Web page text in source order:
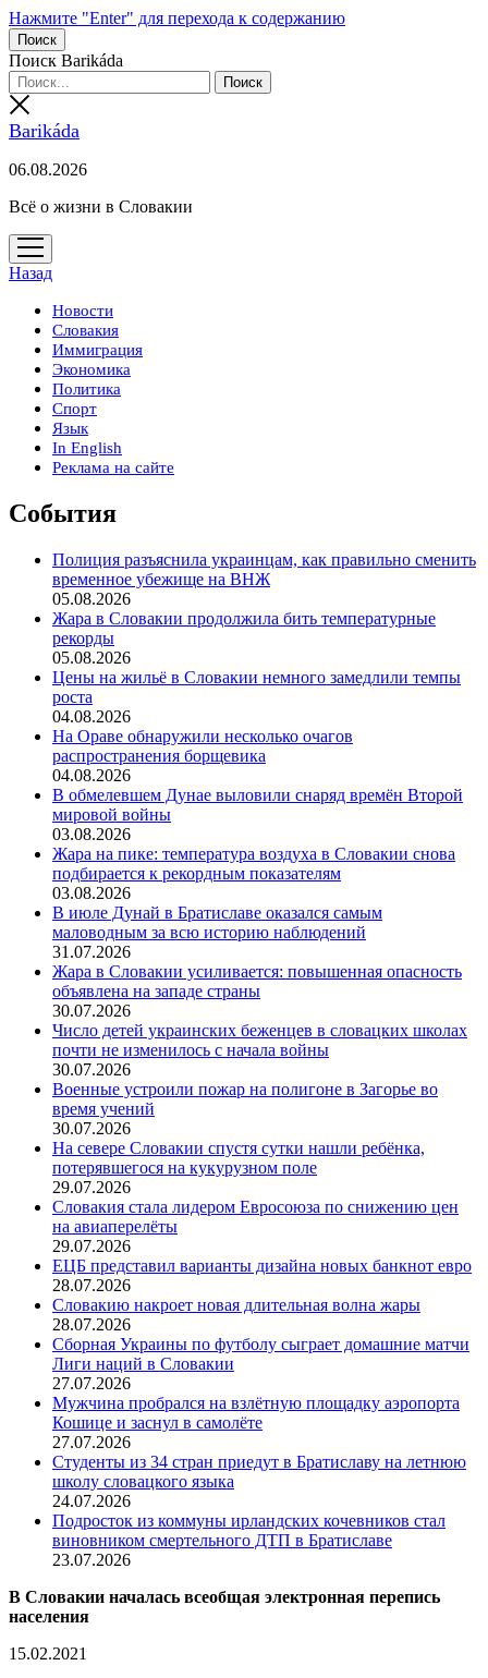
Нажмите "Enter" для перехода к содержанию
Поиск
Поиск Barikáda
Barikáda
06.08.2026
Всё о жизни в Словакии
открыть
меню
Назад
Новости
Словакия
Иммиграция
Экономика
Политика
Спорт
Язык
In English
Реклама на сайте
События
Полиция разъяснила украинцам, как правильно сменить
временное убежище на ВНЖ
05.08.2026
Жара в Словакии продолжила бить температурные
рекорды
05.08.2026
Цены на жильё в Словакии немного замедлили темпы
роста
04.08.2026
На Ораве обнаружили несколько очагов
распространения борщевика
04.08.2026
В обмелевшем Дунае выловили снаряд времён Второй
мировой войны
03.08.2026
Жара на пике: температура воздуха в Словакии снова
подбирается к рекордным показателям
03.08.2026
В июле Дунай в Братиславе оказался самым
маловодным за всю историю наблюдений
31.07.2026
Жара в Словакии усиливается: повышенная опасность
объявлена на западе страны
30.07.2026
Число детей украинских беженцев в словацких школах
почти не изменилось с начала войны
30.07.2026
Военные устроили пожар на полигоне в Загорье во
время учений
30.07.2026
На севере Словакии спустя сутки нашли ребёнка,
потерявшегося на кукурузном поле
29.07.2026
Словакия стала лидером Евросоюза по снижению цен
на авиаперелёты
29.07.2026
ЕЦБ представил варианты дизайна новых банкнот евро
28.07.2026
Словакию накроет новая длительная волна жары
28.07.2026
Сборная Украины по футболу сыграет домашние матчи
Лиги наций в Словакии
27.07.2026
Мужчина пробрался на взлётную площадку аэропорта
Кошице и заснул в самолёте
27.07.2026
Студенты из 34 стран приедут в Братиславу на летнюю
школу словацкого языка
24.07.2026
Подросток из коммуны ирландских кочевников стал
виновником смертельного ДТП в Братиславе
23.07.2026
В Словакии началась всеобщая электронная перепись
населения
15.02.2021